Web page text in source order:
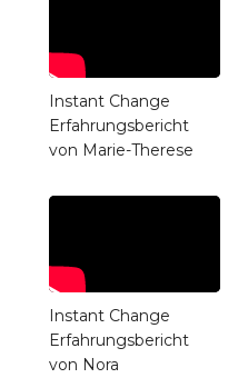
Instant Change
Erfahrungsbericht
von Marie-Therese
Instant Change
Erfahrungsbericht
von Nora